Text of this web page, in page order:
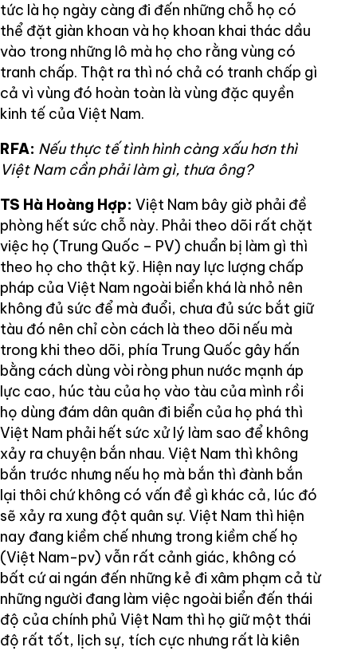
tức là họ ngày càng đi đến những chỗ họ có
thể đặt giàn khoan và họ khoan khai thác dầu
vào trong những lô mà họ cho rằng vùng có
tranh chấp. Thật ra thì nó chả có tranh chấp gì
cả vì vùng đó hoàn toàn là vùng đặc quyền
kinh tế của Việt Nam.
RFA: Nếu thực tế tình hình càng xấu hơn thì
Việt Nam cần phải làm gì, thưa ông?
TS Hà Hoàng Hợp: Việt Nam bây giờ phải đề
phòng hết sức chỗ này. Phải theo dõi rất chặt
việc họ (Trung Quốc – PV) chuẩn bị làm gì thì
theo họ cho thật kỹ. Hiện nay lực lượng chấp
pháp của Việt Nam ngoài biển khá là nhỏ nên
không đủ sức để mà đuổi, chưa đủ sức bắt giữ
tàu đó nên chỉ còn cách là theo dõi nếu mà
trong khi theo dõi, phía Trung Quốc gây hấn
bằng cách dùng vòi ròng phun nước mạnh áp
lực cao, húc tàu của họ vào tàu của mình rồi
họ dùng đám dân quân đi biển của họ phá thì
Việt Nam phải hết sức xử lý làm sao để không
xảy ra chuyện bắn nhau. Việt Nam thì không
bắn trước nhưng nếu họ mà bắn thì đành bắn
lại thôi chứ không có vấn đề gì khác cả, lúc đó
sẽ xảy ra xung đột quân sự. Việt Nam thì hiện
nay đang kiềm chế nhưng trong kiềm chế họ
(Việt Nam-pv) vẫn rất cảnh giác, không có
bất cứ ai ngán đến những kẻ đi xâm phạm cả từ
những người đang làm việc ngoài biển đến thái
độ của chính phủ Việt Nam thì họ giữ một thái
độ rất tốt, lịch sự, tích cực nhưng rất là kiên